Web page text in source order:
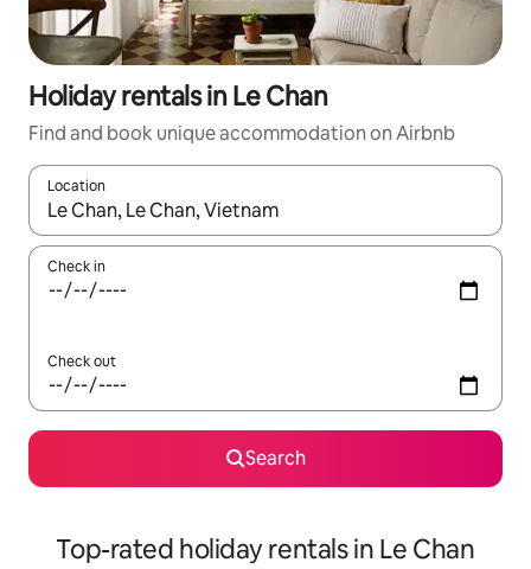
Holiday rentals in Le Chan
Find and book unique accommodation on Airbnb
Location
When results are available, navigate with the up and down
Check in
Check out
Search
Top-rated holiday rentals in Le Chan